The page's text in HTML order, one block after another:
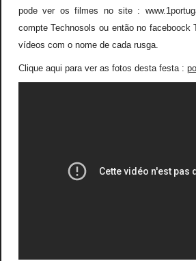
pode ver os filmes no site :
compte Technosols ou então no faceboock
vídeos com o nome de cada rusga.
Clique aqui para ver as fotos desta festa :